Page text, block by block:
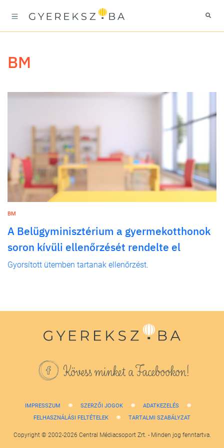
BM
BM
A Belügyminisztérium a gyermekotthonok
soron kívüli ellenőrzését rendelte el
Gyorsított ütemben tartanak ellenőrzést.
Kövess minket a Facebookon!
IMPRESSZUM SZERZŐI JOGOK
ADATKEZELÉS
FELHASZNÁLÁSI FELTÉTELEK
TARTALMI SZABÁLYZAT
Copyright © 2002-2026 Central Médiacsoport Zrt. - Minden jog fenntartva.